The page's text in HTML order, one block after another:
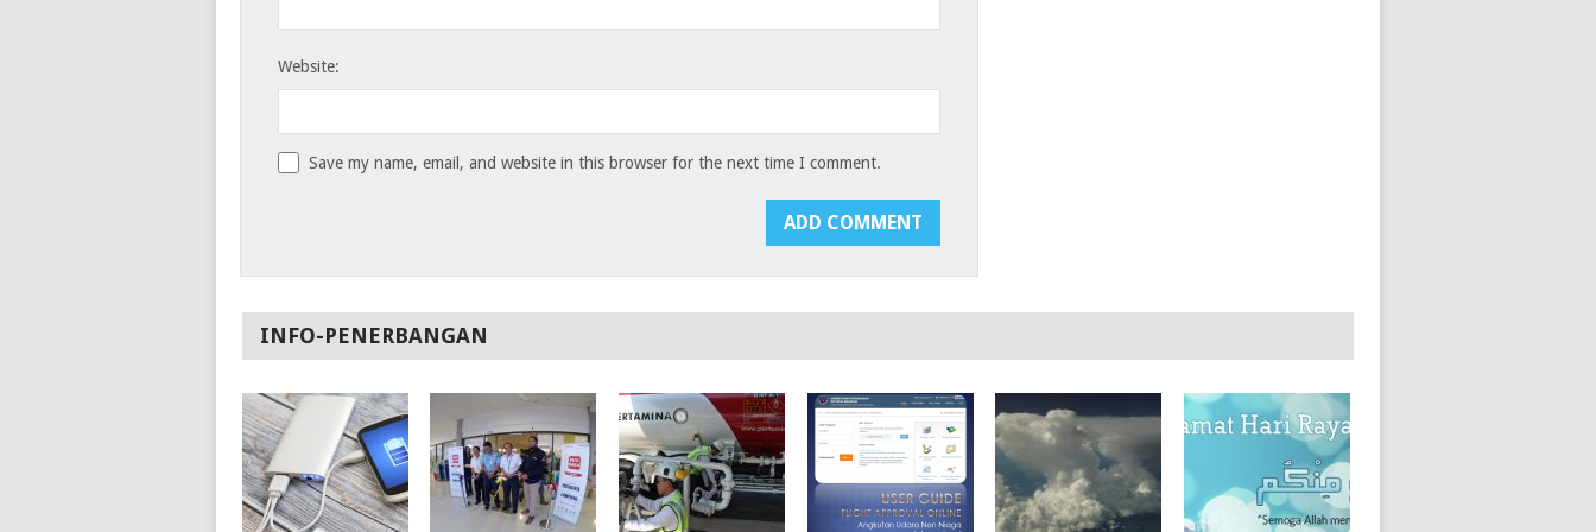
Website:
Save my name, email, and website in this browser for the next time I comment.
INFO-PENERBANGAN